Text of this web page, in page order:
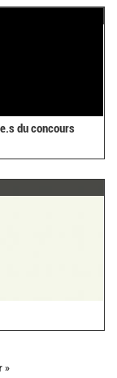
du concours
»